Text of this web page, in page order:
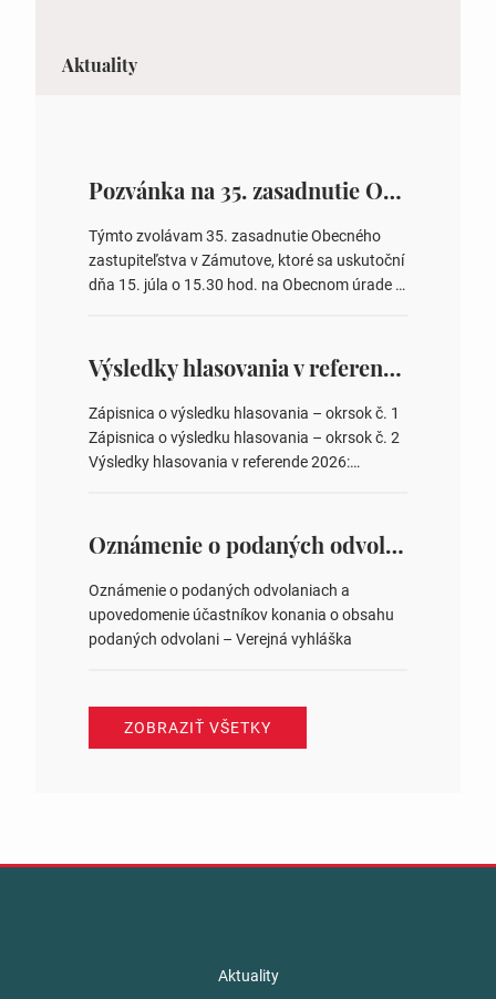
Aktuality
Pozvánka na 35. zasadnutie OZ v Zámutove
Týmto zvolávam 35. zasadnutie Obecného
zastupiteľstva v Zámutove, ktoré sa uskutoční
dňa 15. júla o 15.30 hod. na Obecnom úrade v
overovateľov zápisnice 3. Určenie volebných
obvodov pre voľby poslancov obecných
zastupiteľstiev, počtu poslancov obecných
zastupiteľstiev v nich 4. Schválenie odpredaja
obecného pozemku –…
Výsledky hlasovania v referende 2026
Zápisnica o výsledku hlasovania – okrsok č. 1
Zápisnica o výsledku hlasovania – okrsok č. 2
Výsledky hlasovania v referende 2026:
ysledky.html
Oznámenie o podaných odvolaniach a upovedomenie účastníkov konania o obsahu podaných odvolani – Verejná vyhláška
Oznámenie o podaných odvolaniach a
upovedomenie účastníkov konania o obsahu
podaných odvolani – Verejná vyhláška
ZOBRAZIŤ VŠETKY
Aktuality